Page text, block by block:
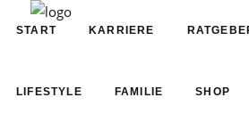
START KARRIERE
LIFESTYLE FAMILIE SHOP